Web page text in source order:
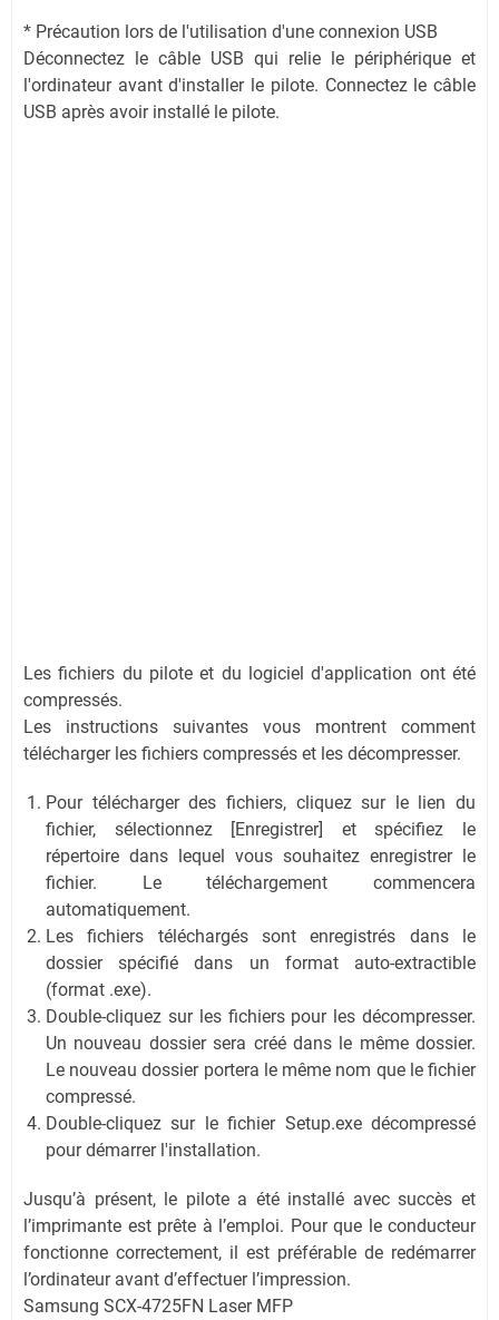
* Précaution lors de l'utilisation d'une connexion USB
Déconnectez le câble USB qui relie le périphérique et
l'ordinateur avant d'installer le pilote. Connectez le câble
USB après avoir installé le pilote.
Les fichiers du pilote et du logiciel d'application ont été
compressés.
Les instructions suivantes vous montrent comment
télécharger les fichiers compressés et les décompresser.
Pour télécharger des fichiers, cliquez sur le lien du
fichier, sélectionnez [Enregistrer] et spécifiez le
répertoire dans lequel vous souhaitez enregistrer le
fichier. Le téléchargement commencera
automatiquement.
Les fichiers téléchargés sont enregistrés dans le
dossier spécifié dans un format auto-extractible
(format .exe).
Double-cliquez sur les fichiers pour les décompresser.
Un nouveau dossier sera créé dans le même dossier.
Le nouveau dossier portera le même nom que le fichier
compressé.
Double-cliquez sur le fichier Setup.exe décompressé
pour démarrer l'installation.
Jusqu’à présent, le pilote a été installé avec succès et
l’imprimante est prête à l’emploi. Pour que le conducteur
fonctionne correctement, il est préférable de redémarrer
l’ordinateur avant d’effectuer l’impression.
Samsung SCX-4725FN Laser MFP